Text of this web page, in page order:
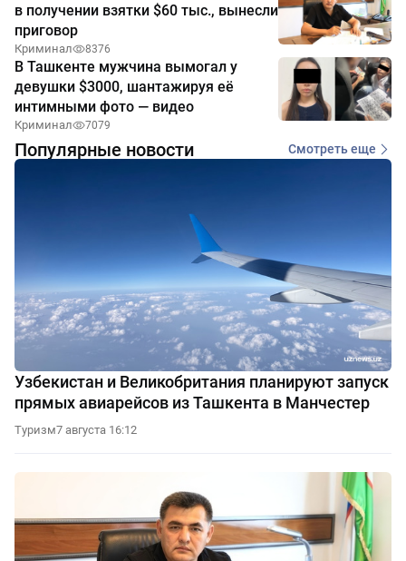
в получении взятки $60 тыс., вынесли
приговор
Криминал 8376
В Ташкенте мужчина вымогал у
девушки $3000, шантажируя её
интимными фото — видео
Криминал 7079
Популярные новости Смотреть еще
Узбекистан и Великобритания планируют запуск
прямых авиарейсов из Ташкента в Манчестер
Туризм7 августа 16:12